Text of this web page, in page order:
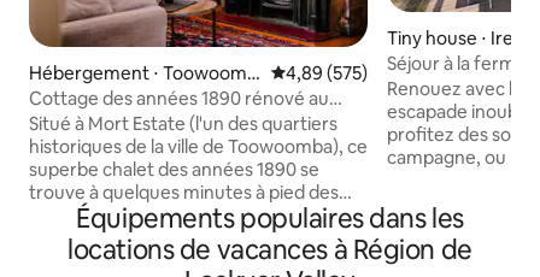
Hébergement ⋅ Toowoomb
a City
Évaluation moyenne sur la
4,89 (575)
Cottage des années 1890 rénové au
cœur de la ville
Situé à Mort Estate (l'un des quartiers
historiques de la ville de Toowoomba), ce
superbe chalet des années 1890 se
trouve à quelques minutes à pied des
cafés et à environ 5 minutes en voiture
du centre commercial Grand Central et
de la rue des restaurants. Notre
Tiny house ⋅
Séjour à la ferme
Renouez avec la
escapade
profitez des sons
campagne, ou
propriété pour
des wallabies et
seulement 15
mais
Équipements populaires dans les
locations de vacances à Région de